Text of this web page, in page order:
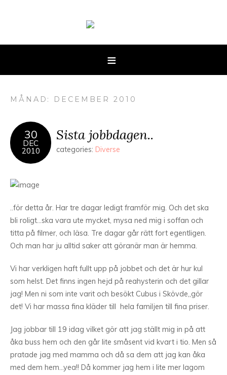
MÅNAD: DECEMBER 2010
30
DEC
2010
Sista jobbdagen..
categories: Diverse
..för detta år. Har tre dagar ledigt framför mig. Och det ska
bli roligt…ska vara ute mycket, mysa ned mig i soffan och
titta på filmer, och läsa. Tre dagar går rätt fort egentligen.
Och man har ju alltid saker att göranär man är hemma.
Vi har verkligen haft fullt upp på jobbet och det är hur kul
som helst. Det finns ingen hejd på reahysterin och det gillar
jag! Men ni som inte varit och besökt Cubus i Skövde,,gör
det! Vi har massa fina kläder till hela familjen till fina priser.
Jag jobbar till 19 idag vilket gör att jag ställt mig in på att
åka buss hem och den går lite småsent vid kvart i tio. Men så
pratade jag med mamma och då sa dem att jag kan åka
med dem hem…yea!! Då kommer jag hem i lite mer lagom